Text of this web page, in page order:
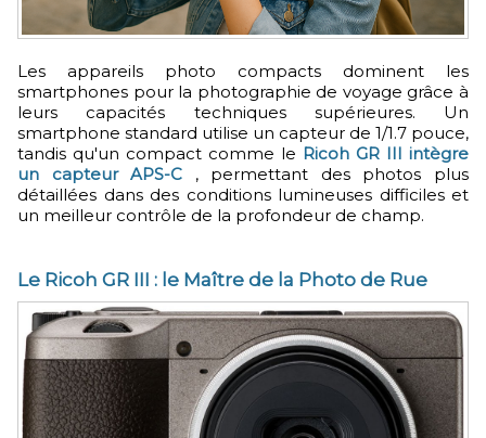
Les appareils photo compacts dominent les
smartphones pour la photographie de voyage grâce à
leurs capacités techniques supérieures. Un
smartphone standard utilise un capteur de 1/1.7 pouce,
tandis qu'un compact comme le Ricoh GR III intègre
un capteur APS-C , permettant des photos plus
détaillées dans des conditions lumineuses difficiles et
un meilleur contrôle de la profondeur de champ.
Le Ricoh GR III : le Maître de la Photo de Rue